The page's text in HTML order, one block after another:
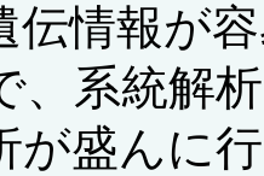
伝情報が
、系統解
が盛んに